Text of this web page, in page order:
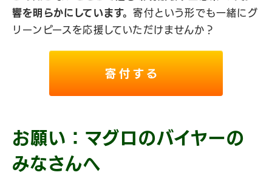
響を明らかにしています。寄付という形でも一緒にグ
リーンピースを応援していただけませんか？
寄付する
お願い：マグロのバイヤーの
みなさんへ